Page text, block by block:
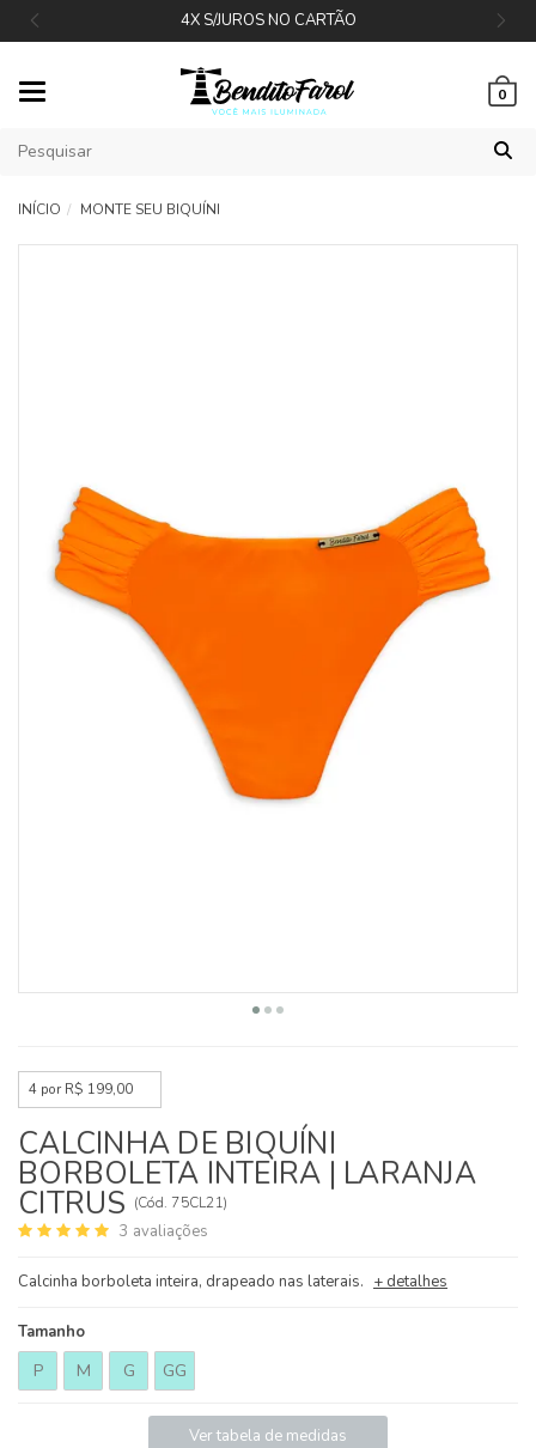
4X S/JUROS NO CARTÃO
0
INÍCIO MONTE SEU BIQUÍNI
4 por R$ 199,00
CALCINHA DE BIQUÍNI
BORBOLETA INTEIRA | LARANJA
CITRUS (Cód. 75CL21)
3 avaliações
Calcinha borboleta inteira, drapeado nas laterais. + detalhes
Tamanho
P M G GG
Ver tabela de medidas